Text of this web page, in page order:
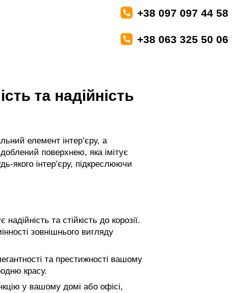
+38 097 097 44 58
+38 063 325 50 06
та надійність
елемент інтер’єру, а
поверхнею, яка імітує
якого інтер’єру, підкреслюючи
та стійкість до корозії.
зовнішнього вигляду
та престижності вашому
красу.
у вашому домі або офісі,